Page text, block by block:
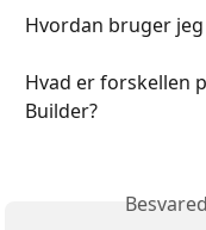
Hvordan bruger jeg
Hvad er forskellen
Builder?